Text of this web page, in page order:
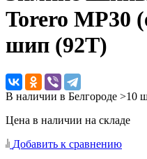
Torero MP30
шип (92T)
В наличии в Белгороде >10
Цена в наличии на складе
Добавить к сравнению